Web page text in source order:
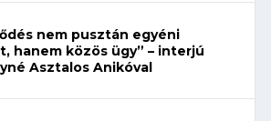
nem pusztán egyéni
hanem közös ügy” – interjú
Asztalos Anikóval